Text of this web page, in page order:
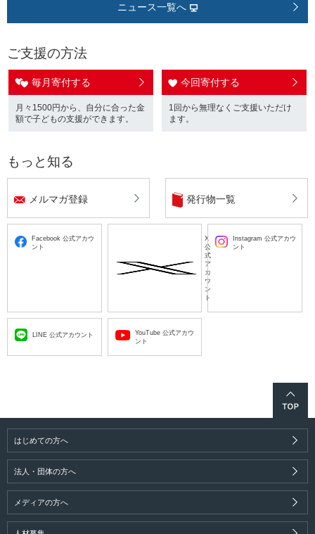
ニュース一覧へ
ご支援の方法
毎月寄付する
月々1500円から、自分に合った金
額で子どもの支援ができます。
今回寄付する
1回から無理なくご支援いただけ
ます。
もっと知る
メルマガ登録 発行物一覧
Facebook 公式アカウ
ント
X
公
式
ア
カ
ウ
ン
ト
Instagram 公式アカウ
ント
LINE 公式アカウント
YouTube 公式アカウ
ント
はじめての方へ
法人・団体の方へ
メディアの方へ